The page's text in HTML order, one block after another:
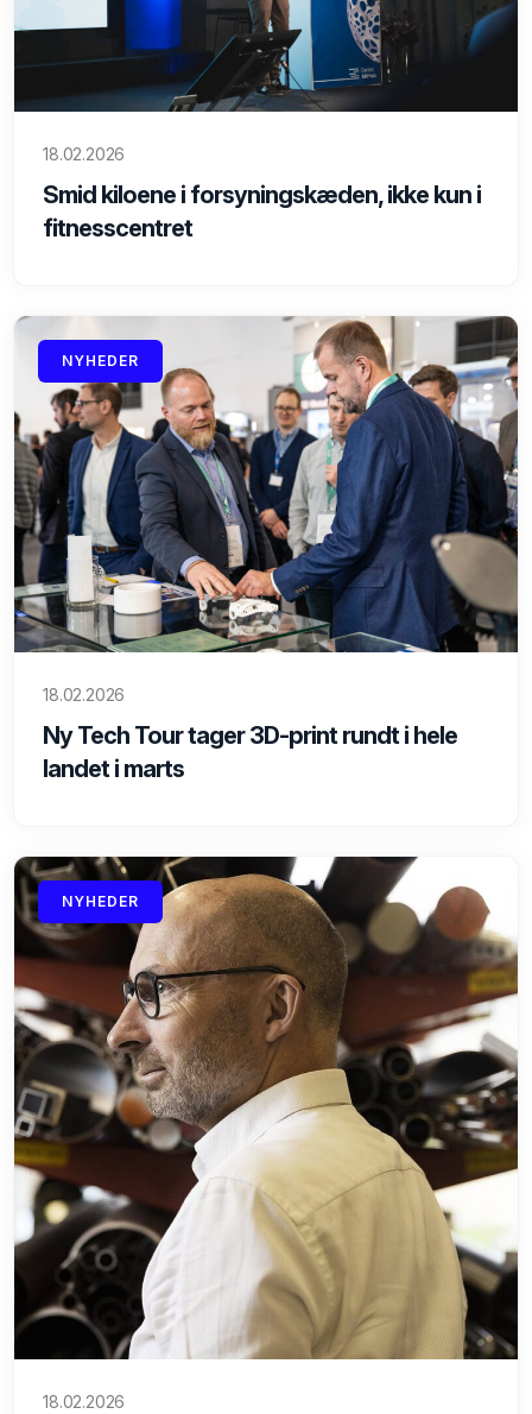
18.02.2026
Smid kiloene i forsyningskæden, ikke kun i
fitnesscentret
NYHEDER
18.02.2026
Ny Tech Tour tager 3D-print rundt i hele
landet i marts
NYHEDER
18.02.2026